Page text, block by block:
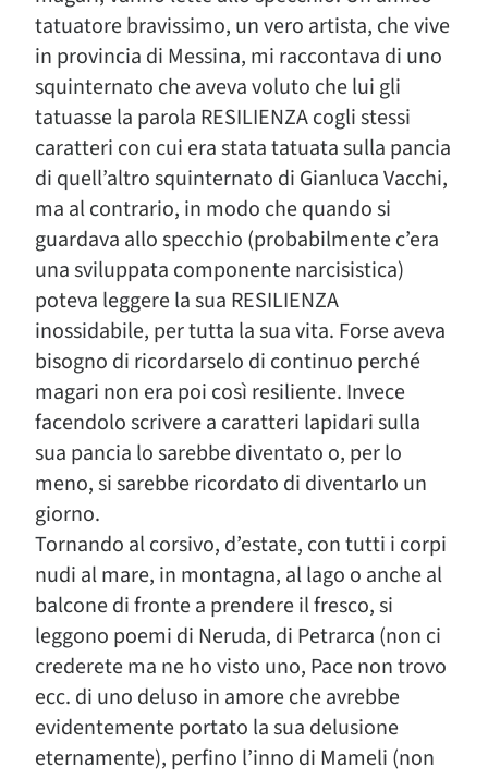
tatuatore bravissimo, un vero artista, che vive
in provincia di Messina, mi raccontava di uno
squinternato che aveva voluto che lui gli
tatuasse la parola RESILIENZA cogli stessi
caratteri con cui era stata tatuata sulla pancia
di quell’altro squinternato di Gianluca Vacchi,
ma al contrario, in modo che quando si
guardava allo specchio (probabilmente c’era
una sviluppata componente narcisistica)
poteva leggere la sua RESILIENZA
inossidabile, per tutta la sua vita. Forse aveva
bisogno di ricordarselo di continuo perché
magari non era poi così resiliente. Invece
facendolo scrivere a caratteri lapidari sulla
sua pancia lo sarebbe diventato o, per lo
meno, si sarebbe ricordato di diventarlo un
giorno.
Tornando al corsivo, d’estate, con tutti i corpi
nudi al mare, in montagna, al lago o anche al
balcone di fronte a prendere il fresco, si
leggono poemi di Neruda, di Petrarca (non ci
crederete ma ne ho visto uno, Pace non trovo
ecc. di uno deluso in amore che avrebbe
evidentemente portato la sua delusione
eternamente), perfino l’inno di Mameli (non